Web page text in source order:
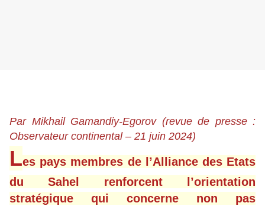
Par Mikhail Gamandiy-Egorov(revue de presse :
Observateur continental – 21 juin 2024)
Les pays membres de l’Alliance des Etats
du Sahel renforcent l’orientation
stratégique qui concerne non pas